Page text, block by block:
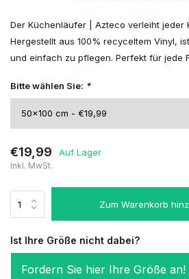
Der Küchenläufer | Azteco verleiht jeder
Hergestellt aus 100% recyceltem Vinyl,
und einfach zu pflegen. Perfekt für jede
Bitte wählen Sie: *
€19,99 Auf Lager
Inkl. MwSt.
Zum Warenkorb
Ist Ihre Größe nicht dabei?
Fordern Sie hier Ihre Größe an!